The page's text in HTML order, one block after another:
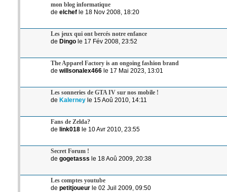
mon blog informatique
de elchefle 18 Nov 2008, 18:20
Les jeux qui ont bercés notre enfance
de Dingole 17 Fév 2008, 23:52
The Apparel Factory is an ongoing fashion brand
de willsonalex466le 17 Mai 2023, 13:01
Les sonneries de GTA IV sur nos mobile !
de Kalerneyle 15 Aoû 2010, 14:11
Fans de Zelda?
de link018le 10 Avr 2010, 23:55
Secret Forum !
de gogetasss le 18 Aoû 2009, 20:38
Les comptes youtube
de petitjoueurle 02 Juil 2009, 09:50